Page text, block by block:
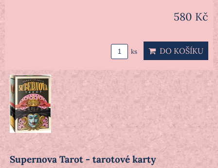
580 Kč
ks DO KOŠÍKU
Supernova Tarot - tarotové karty